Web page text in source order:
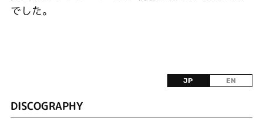
でした。
JP EN
DISCOGRAPHY